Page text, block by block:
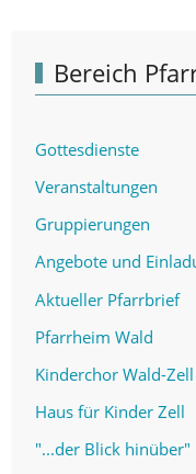
Bereich
Gottesdienste
Veranstaltungen
Gruppierungen
Angebote und
Aktueller Pfarrbrief
Pfarrheim Wald
Kinderchor Wald-Zell
Haus für Kinder Zell
"...der Blick hinüber"